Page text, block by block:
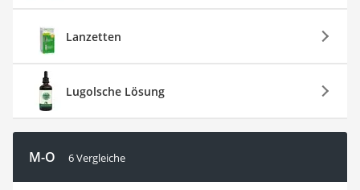
Lanzetten
Lugolsche Lösung
M-O 6 Vergleiche